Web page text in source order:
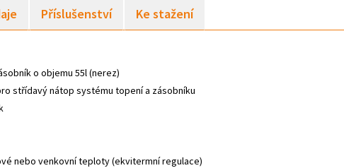
Příslušenství Ke stažení
o objemu 55l (nerez)
střídavý nátop systému topení a zásobníku
nebo venkovní teploty (ekvitermní regulace)